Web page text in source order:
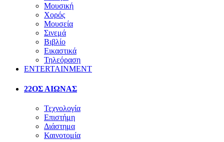
Μουσική
Χορός
Μουσεία
Σινεμά
Βιβλίο
Εικαστικά
Τηλεόραση
ENTERTAINMENT
22ΟΣ ΑΙΩΝΑΣ
Τεχνολογία
Επιστήμη
Διάστημα
Καινοτομία